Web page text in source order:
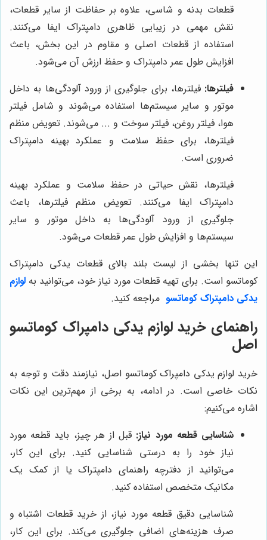
قطعات بدنه و شاسی، علاوه بر حفاظت از سایر قطعات،
نقش مهمی در زیبایی ظاهری دامپتراک ایفا می‌کنند.
استفاده از قطعات اصلی و مقاوم در این بخش، باعث
افزایش طول عمر دامپتراک و حفظ ارزش آن می‌شود.
فیلترها: فیلترها، برای جلوگیری از ورود آلودگی‌ها به داخل
موتور و سایر سیستم‌ها استفاده می‌شوند و شامل فیلتر
هوا، فیلتر روغن، فیلتر سوخت و ... می‌شوند. تعویض منظم
فیلترها، برای حفظ سلامت و عملکرد بهینه دامپتراک
ضروری است.
فیلترها، نقش حیاتی در حفظ سلامت و عملکرد بهینه
دامپتراک ایفا می‌کنند. تعویض منظم فیلترها، باعث
جلوگیری از ورود آلودگی‌ها به داخل موتور و سایر
سیستم‌ها و افزایش طول عمر قطعات می‌شود.
این تنها بخشی از لیست بلند بالای قطعات یدکی دامپتراک
کوماتسو است. برای تهیه قطعات مورد نیاز خود، می‌توانید به لوازم
یدکی دامپتراک کوماتسو مراجعه کنید.
راهنمای خرید لوازم یدکی دامپراک کوماتسو
اصل
خرید لوازم یدکی دامپراک کوماتسو اصل، نیازمند دقت و توجه به
نکات خاصی است. در ادامه، به برخی از مهم‌ترین این نکات
اشاره می‌کنیم:
شناسایی قطعه مورد نیاز: قبل از هر چیز، باید قطعه مورد
نیاز خود را به درستی شناسایی کنید. برای این کار،
می‌توانید از دفترچه راهنمای دامپتراک یا از کمک یک
مکانیک متخصص استفاده کنید.
شناسایی دقیق قطعه مورد نیاز، از خرید قطعات اشتباه و
صرف هزینه‌های اضافی جلوگیری می‌کند. برای این کار،